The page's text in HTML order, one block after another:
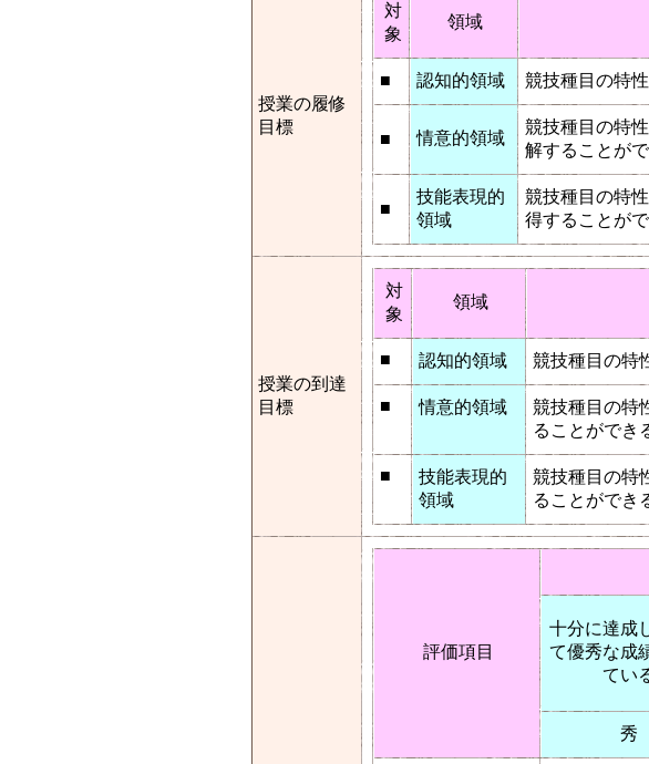
授業の履修
目標
対
象
領域
■ 認知的領域 競技種目の特
■ 情意的領域
競技種目の特
解することがで
■
技能表現的
領域
競技種目の特
得することがで
授業の到達
目標
対
象
領域
■ 認知的領域 競技種目の特
■ 情意的領域
競技種目の特
ることができ
■
技能表現的
領域
競技種目の特
ることができ
評価項目
十分に達成
て優秀な成
てい
秀